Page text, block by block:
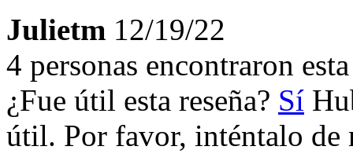
Julietm 12/19/22
4 personas encontraron
¿Fue útil esta reseña? Sí
útil. Por favor, inténtalo de